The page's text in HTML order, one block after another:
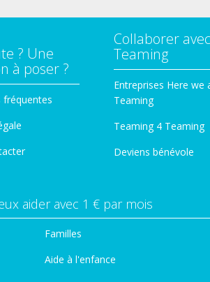
? Une
à poser ?
fréquentes
Collaborer avec
Teaming
Entreprises Here we
Teaming
Teaming 4 Teaming
Deviens bénévole
aider avec 1 € par mois
Familles
Aide à l'enfance